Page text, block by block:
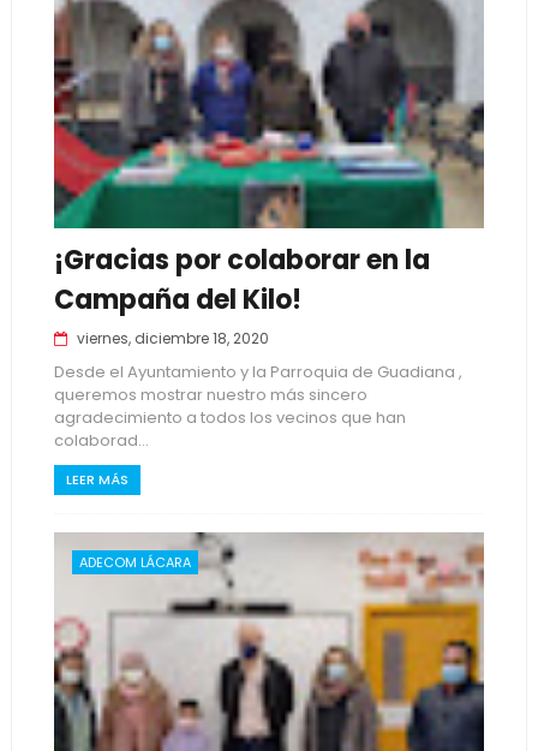
¡Gracias por colaborar en la
Campaña del Kilo!
viernes, diciembre 18, 2020
Desde el Ayuntamiento y la Parroquia de Guadiana ,
queremos mostrar nuestro más sincero
agradecimiento a todos los vecinos que han
colaborad...
LEER MÁS
ADECOM LÁCARA